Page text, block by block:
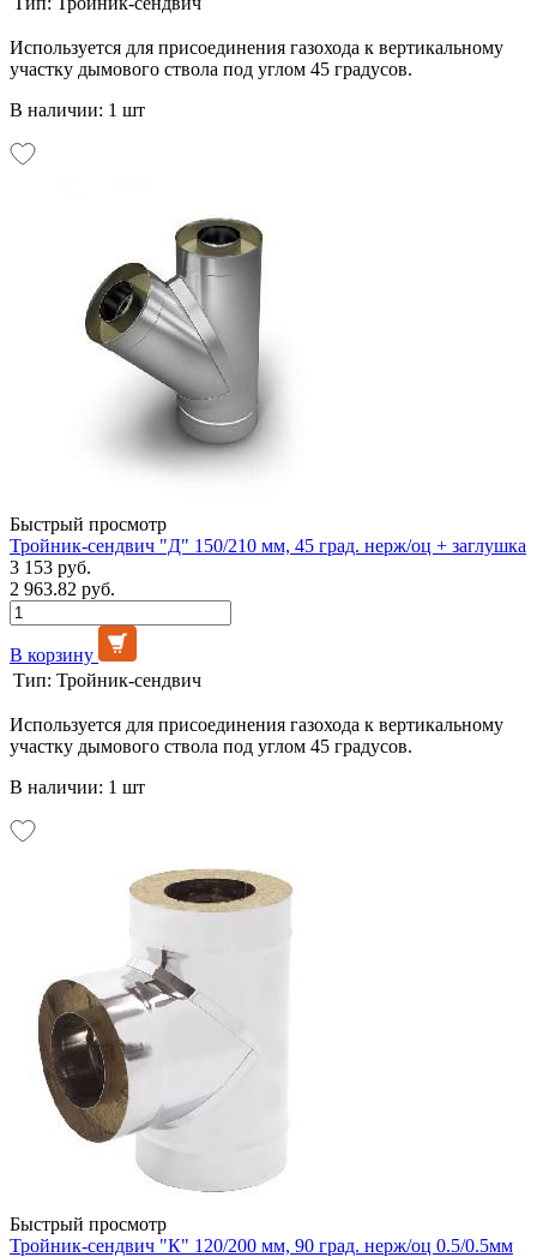
Используется для присоединения газохода к вертикальному
участку дымового ствола под углом 45 градусов.
В наличии: 1 шт
Быстрый просмотр
Тройник-сендвич "Д" 150/210 мм, 45 град. нерж/оц + заглушка
3 153 руб.
2 963.82 руб.
В корзину
Тип: Тройник-сендвич
Используется для присоединения газохода к вертикальному
участку дымового ствола под углом 45 градусов.
В наличии: 1 шт
Быстрый просмотр
Тройник-сендвич "К" 120/200 мм, 90 град. нерж/оц 0.5/0.5мм